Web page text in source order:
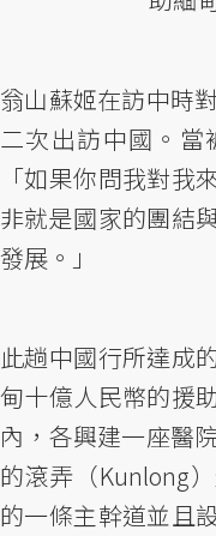
翁山蘇姬在訪中時
二次出訪中國。當
「如果你問我對我
非就是國家的團結
發展。」
此趟中國行所達成
甸十億人民幣的援
內，各興建一座醫
的滾弄（Kunlong
的一條主幹道並且